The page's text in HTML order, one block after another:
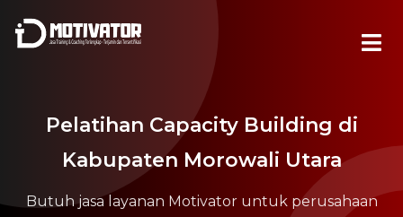
Pelatihan Capacity Building di
Kabupaten Morowali Utara
Butuh jasa layanan Motivator untuk perusahaan